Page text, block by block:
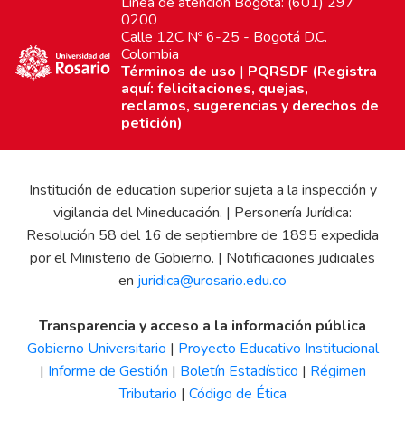
0200
Calle 12C Nº 6-25 - Bogotá D.C.
Colombia
Términos de uso | PQRSDF (Registra
aquí: felicitaciones, quejas,
reclamos, sugerencias y derechos de
petición)
Institución de education superior sujeta a la inspección y
vigilancia del Mineducación. | Personería Jurídica:
Resolución 58 del 16 de septiembre de 1895 expedida
por el Ministerio de Gobierno. | Notificaciones judiciales
en juridica@urosario.edu.co
Transparencia y acceso a la información pública
Gobierno Universitario | Proyecto Educativo Institucional
| Informe de Gestión | Boletín Estadístico | Régimen
Tributario | Código de Ética